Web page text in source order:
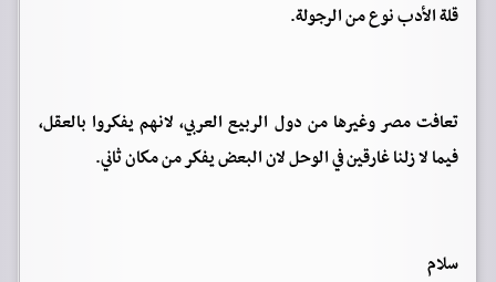
قلة الأدب نوع من الرجولة.
تعافت مصر وغيرها من دول الربيع العربي، لانهم يفكروا بالعقل،
فيما لا زلنا غارقين في الوحل لان البعض يفكر من مكان ثاني.
سلام